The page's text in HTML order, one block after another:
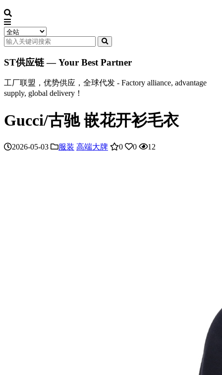
ST供应链 — Your Best Partner
工厂联盟，优势供应，全球代发 - Factory alliance, advantage
supply, global delivery！
Gucci/古驰 嵌花开衫毛衣
2026-05-03 服装 高端大牌 0 0 12